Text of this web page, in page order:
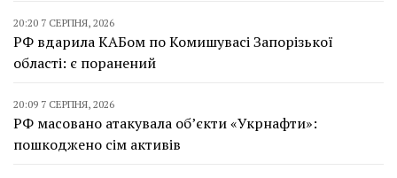
20:20 7 СЕРПНЯ, 2026
РФ вдарила КАБом по Комишувасі Запорізької
області: є поранений
20:09 7 СЕРПНЯ, 2026
РФ масовано атакувала об’єкти «Укрнафти»:
пошкоджено сім активів